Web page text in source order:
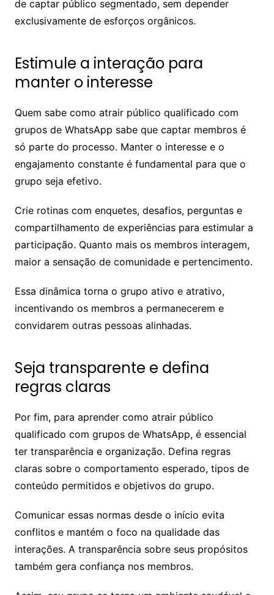
de captar público segmentado, sem depender
exclusivamente de esforços orgânicos.
Estimule a interação para
manter o interesse
Quem sabe como atrair público qualificado com
grupos de WhatsApp sabe que captar membros é
só parte do processo. Manter o interesse e o
engajamento constante é fundamental para que o
grupo seja efetivo.
Crie rotinas com enquetes, desafios, perguntas e
compartilhamento de experiências para estimular a
participação. Quanto mais os membros interagem,
maior a sensação de comunidade e pertencimento.
Essa dinâmica torna o grupo ativo e atrativo,
incentivando os membros a permanecerem e
convidarem outras pessoas alinhadas.
Seja transparente e defina
regras claras
Por fim, para aprender como atrair público
qualificado com grupos de WhatsApp, é essencial
ter transparência e organização. Defina regras
claras sobre o comportamento esperado, tipos de
conteúdo permitidos e objetivos do grupo.
Comunicar essas normas desde o início evita
conflitos e mantém o foco na qualidade das
interações. A transparência sobre seus propósitos
também gera confiança nos membros.